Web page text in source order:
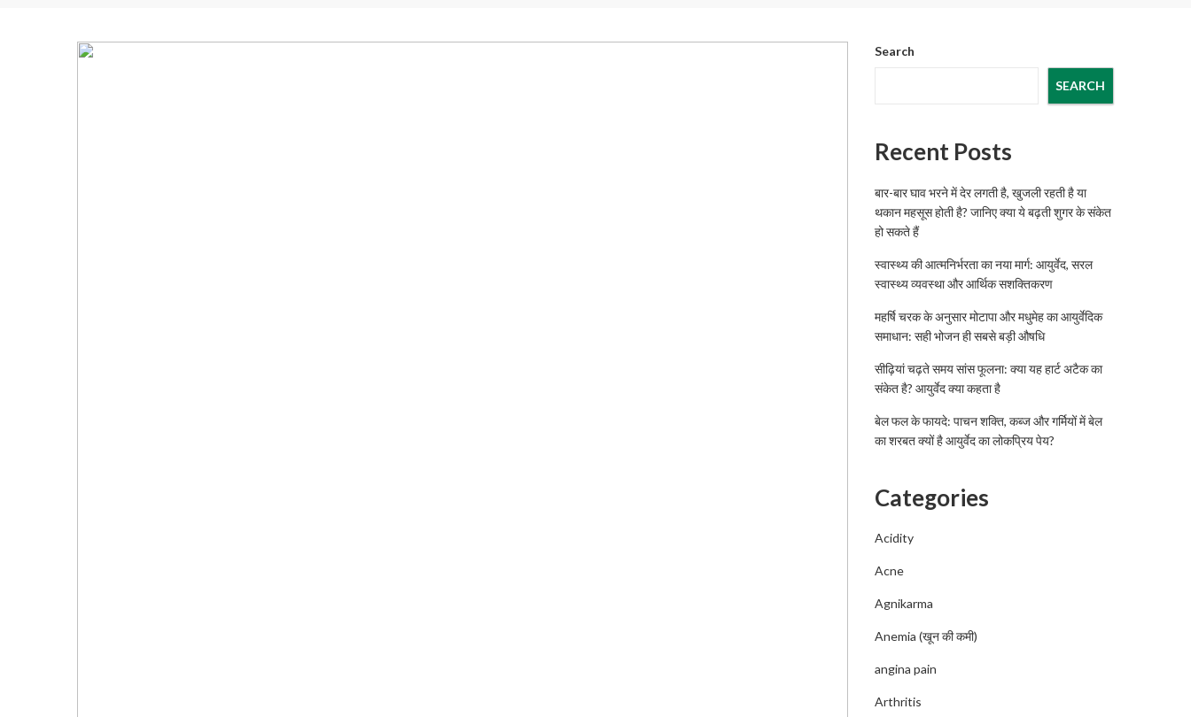
Search
SEARCH
Recent Posts
बार-बार घाव भरने में देर लगती है, खुजली रहती है या
थकान महसूस होती है? जानिए क्या ये बढ़ती शुगर के संकेत
हो सकते हैं
स्वास्थ्य की आत्मनिर्भरता का नया मार्ग: आयुर्वेद, सरल
स्वास्थ्य व्यवस्था और आर्थिक सशक्तिकरण
महर्षि चरक के अनुसार मोटापा और मधुमेह का आयुर्वेदिक
समाधान: सही भोजन ही सबसे बड़ी औषधि
सीढ़ियां चढ़ते समय सांस फूलना: क्या यह हार्ट अटैक का
संकेत है? आयुर्वेद क्या कहता है
बेल फल के फायदे: पाचन शक्ति, कब्ज और गर्मियों में बेल
का शरबत क्यों है आयुर्वेद का लोकप्रिय पेय?
Categories
Acidity
Acne
Agnikarma
Anemia (खून की कमी)
angina pain
Arthritis